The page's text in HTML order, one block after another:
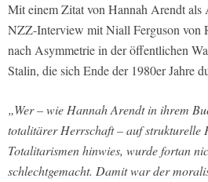
Mit einem Zitat von Hannah Arendt als
NZZ-Interview mit Niall Ferguson von
nach Asymmetrie in der öffentlichen
Stalin, die sich Ende der 1980er Jahre
„Wer – wie Hannah Arendt in ihrem
totalitärer Herrschaft – auf strukturelle
Totalitarismen hinwies, wurde fortan
schlechtgemacht. Damit war der